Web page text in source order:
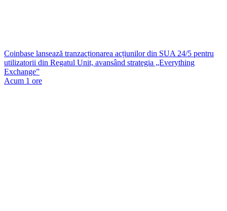
Coinbase lansează tranzacționarea acțiunilor din SUA 24/5 pentru
utilizatorii din Regatul Unit, avansând strategia „Everything
Exchange”
Acum 1 ore